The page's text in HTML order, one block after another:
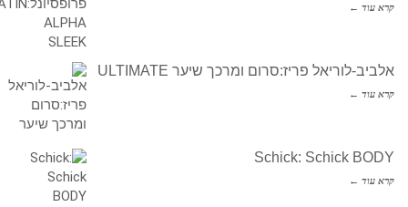
קרא עוד ←
אלביב-לוריאל פריז:סרום ומרכך שיער ULTIMATE
קרא עוד ←
Schick: Schick BODY
קרא עוד ←